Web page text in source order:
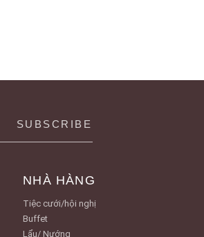
NHÀ HÀNG
Tiệc cưới/hội nghị
Buffet
Lẩu/ Nướng